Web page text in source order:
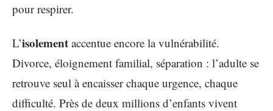
pour respirer.
L’isolement accentue encore la vulnérabilité.
Divorce, éloignement familial, séparation : l’adulte se
retrouve seul à encaisser chaque urgence, chaque
difficulté. Près de deux millions d’enfants vivent